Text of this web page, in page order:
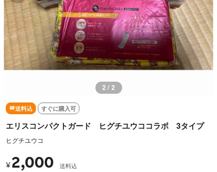
2 / 2
送料込 すぐに購入可
エリスコンパクトガード ヒグチユウココラボ 3タイプ
ヒグチユウコ
¥ 2,000 送料込